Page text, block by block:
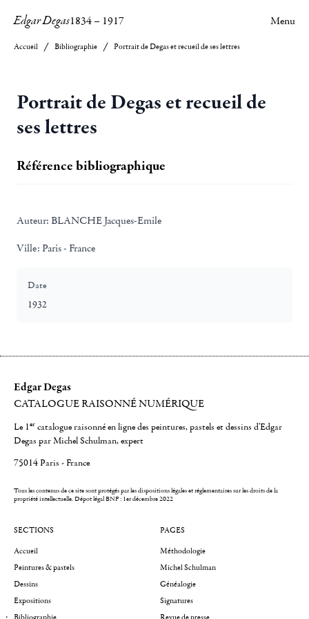
Edgar Degas1834– 1917 Menu
Accueil Bibliographie Portrait de Degas et recueil de ses lettres
Portrait de Degas et recueil de
ses lettres
Référence bibliographique
Auteur: BLANCHE Jacques-Emile
Ville: Paris - France
Date
1932
Edgar Degas
CATALOGUE RAISONNÉ NUMÉRIQUE
Le 1er catalogue raisonné en ligne des peintures, pastels et dessins d'Edgar
Degas par Michel Schulman, expert
75014 Paris - France
Tous les contenus de ce site sont protégés par les dispositions légales et réglementaires sur les droits de la
propriété intellectuelle.Dépot légal BNF : 1er décembre 2022
SECTIONS
Accueil
Peintures & pastels
Dessins
Expositions
PAGES
Méthodologie
Michel Schulman
Généalogie
Signatures